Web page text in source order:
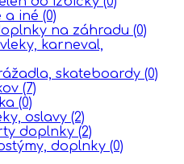
a iné (0)
na záhradu (0)
karneval,
skateboardy (0)
(7)
(0)
oslavy (2)
doplnky (2)
doplnky (0)